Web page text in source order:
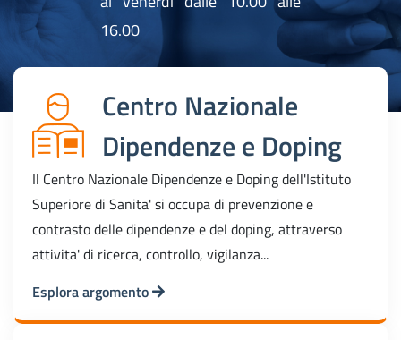
16.00
Centro Nazionale
Dipendenze e Doping
Il Centro Nazionale Dipendenze e Doping dell'Istituto
Superiore di Sanita' si occupa di prevenzione e
contrasto delle dipendenze e del doping, attraverso
attivita' di ricerca, controllo, vigilanza...
Esplora argomento